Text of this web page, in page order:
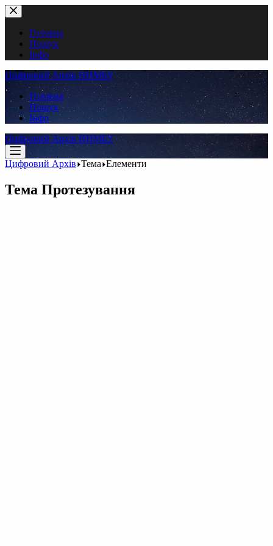
Перейти
до
вмістуГоловна
Пошук
Інфо
Цифровий Архів ННМБУ
Головна
Пошук
Інфо
Цифровий Архів ННМБУ
Цифровий Архів Тема Елементи
Тема Протезування